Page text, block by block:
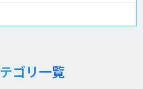
DX ソリューション
型オーダーメイドAI開発（知
ゴリ一覧